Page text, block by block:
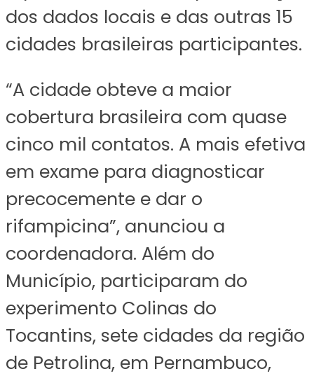
dos dados locais e das outras 15
cidades brasileiras participantes.
“A cidade obteve a maior
cobertura brasileira com quase
cinco mil contatos. A mais efetiva
em exame para diagnosticar
precocemente e dar o
rifampicina”, anunciou a
coordenadora. Além do
Município, participaram do
experimento Colinas do
Tocantins, sete cidades da região
de Petrolina, em Pernambuco,